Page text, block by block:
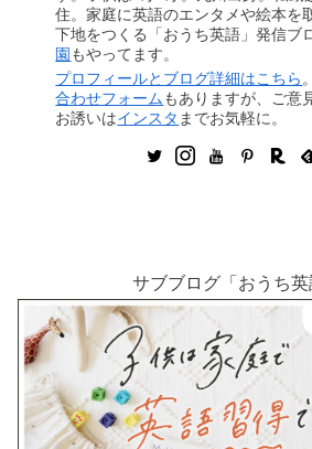
住。家庭に英語のエンタメや絵本を
下地をつくる「おうち英語」発信ブ
園もやってます。
プロフィールとブログ詳細はこちら
合わせフォームもありますが、ご意
お誘いはインスタ までお気軽に。
サブブログ「おうち英